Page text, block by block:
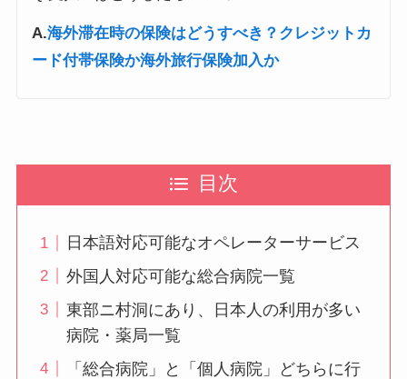
A.海外滞在時の保険はどうすべき？クレジットカ
ード付帯保険か海外旅行保険加入か
目次
日本語対応可能なオペレーターサービス
外国人対応可能な総合病院一覧
東部ニ村洞にあり、日本人の利用が多い
病院・薬局一覧
「総合病院」と「個人病院」どちらに行